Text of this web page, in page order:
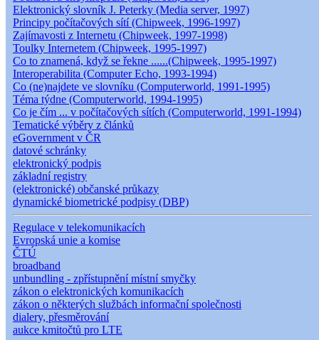
Elektronický slovník J. Peterky (Media server, 1997)
Principy počítačových sítí (Chipweek, 1996-1997)
Zajímavosti z Internetu (Chipweek, 1997-1998)
Toulky Internetem (Chipweek, 1995-1997)
Co to znamená, když se řekne ......(Chipweek, 1995-1997)
Interoperabilita (Computer Echo, 1993-1994)
Co (ne)najdete ve slovníku (Computerworld, 1991-1995)
Téma týdne (Computerworld, 1994-1995)
Co je čím ... v počítačových sítích (Computerworld, 1991-1994)
Tematické výběry z článků
eGovernment v ČR
datové schránky
elektronický podpis
základní registry
(elektronické) občanské průkazy
dynamické biometrické podpisy (DBP)
Regulace v telekomunikacích
Evropská unie a komise
ČTÚ
broadband
unbundling - zpřístupnění místní smyčky
zákon o elektronických komunikacích
zákon o některých službách informační společnosti
dialery, přesměrování
aukce kmitočtů pro LTE